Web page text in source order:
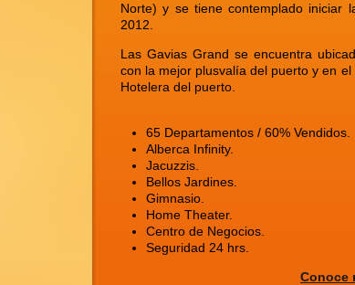
Norte) y se tiene contemplado iniciar
2012.
Las Gavias Grand se encuentra
con la mejor plusvalía del puerto y en
Hotelera del puerto.
65 Departamentos / 60% Vendidos.
Alberca Infinity.
Jacuzzis.
Bellos Jardines.
Gimnasio.
Home Theater.
Centro de Negocios.
Seguridad 24 hrs.
Conoce